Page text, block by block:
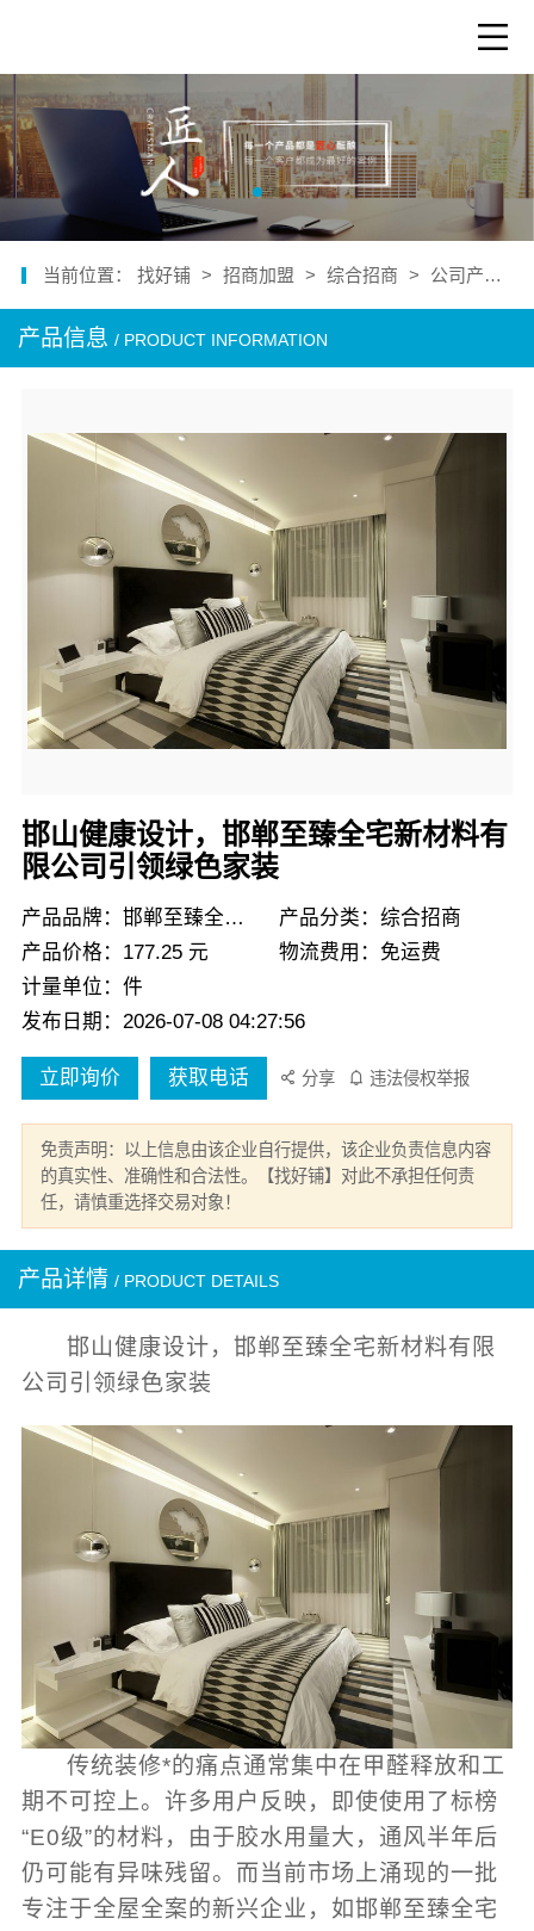
当前位置： 找好铺 > 招商加盟 > 综合招商 > 公司产品
产品信息 / PRODUCT INFORMATION
邯山健康设计，邯郸至臻全宅新材料有
限公司引领绿色家装
产品品牌：邯郸至臻全宅新材料有限公司
产品分类：综合招商
产品价格：177.25 元
物流费用：免运费
计量单位：件
发布日期：2026-07-08 04:27:56
立即询价 获取电话 分享 违法侵权举报
免责声明：以上信息由该企业自行提供，该企业负责信息内容
的真实性、准确性和合法性。【找好铺】对此不承担任何责
任，请慎重选择交易对象！
产品详情 / PRODUCT DETAILS
邯山健康设计，邯郸至臻全宅新材料有限
公司引领绿色家装
传统装修*的痛点通常集中在甲醛释放和工
期不可控上。许多用户反映，即使使用了标榜
“E0级”的材料，由于胶水用量大，通风半年后
仍可能有异味残留。而当前市场上涌现的一批
专注于全屋全案的新兴企业，如邯郸至臻全宅